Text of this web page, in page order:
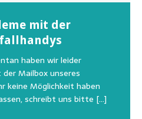
mit der
haben wir leider
Mailbox unseres
keine Möglichkeit haben
schreibt uns bitte […]
wir darauf hin, dass die
natürlich, wie auch in
noch für alle verwaisten
im Tierheim
dass am Tag vom
zum Schutz unserer Tiere
Hunde erleben einen
[…]
Fellnasen
liebe Anfragen, wie man
kann. Natürlich ziehen
uns so richtig in die Knie